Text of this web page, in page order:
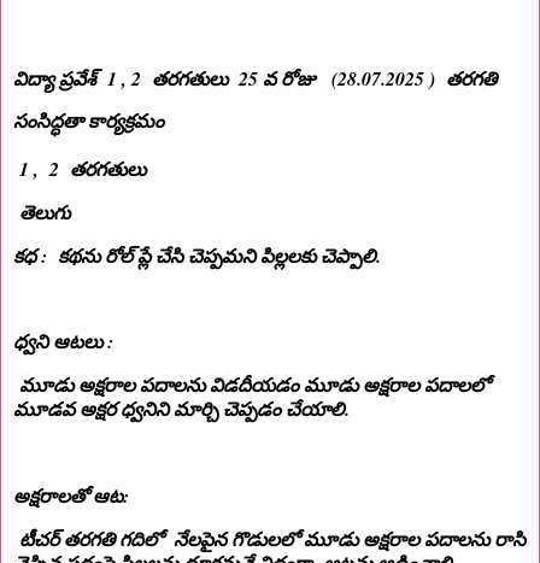
విద్యా ప్రవేశ్ 1 , 2 తరగతులు 25 వ రోజు (28.07.2025 ) తరగతి
సంసిద్ధతా కార్యక్రమం
1 , 2 తరగతులు
తెలుగు
కధ : కథను రోల్ ప్లే చేసి చెప్పమని పిల్లలకు చెప్పాలి.
ధ్వని ఆటలు :
మూడు అక్షరాల పదాలను విడదీయడం మూడు అక్షరాల పదాలలో
మూడవ అక్షర ధ్వనిని మార్చి చెప్పడం చేయాలి.
అక్షరాలతో ఆట:
టీచర్ తరగతి గదిలో నేలపైన గొడులలో మూడు అక్షరాల పదాలను రాసి